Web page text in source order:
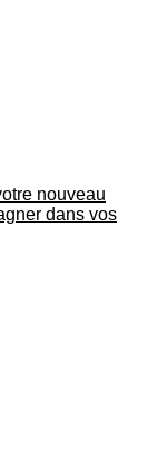
nouveau
dans vos